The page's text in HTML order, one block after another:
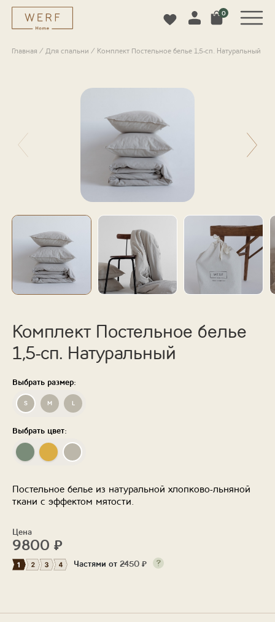
0
Главная / Для спальни / Комплект Постельное белье 1,5-сп. Натуральный
Комплект Постельное белье
1,5-сп. Натуральный
Выбрать размер:
S M L
Выбрать цвет:
Постельное белье из натуральной хлопково-льняной
ткани с эффектом мятости.
Цена
9800 ₽
Частями от 2450 ₽